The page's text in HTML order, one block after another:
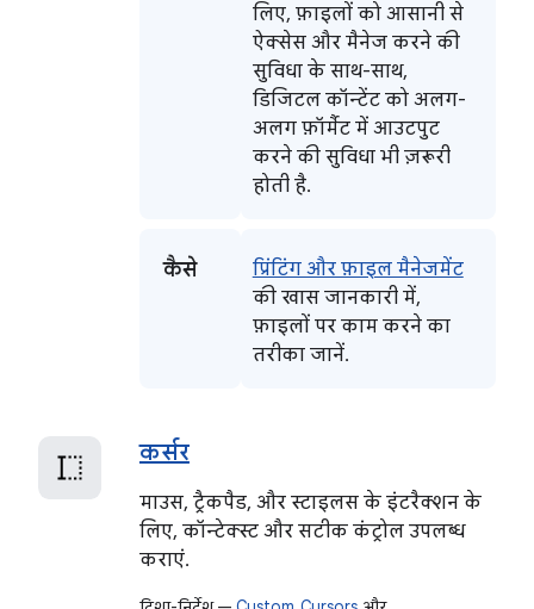
लिए, फ़ाइलों को आसानी से
ऐक्सेस और मैनेज करने की
सुविधा के साथ-साथ,
डिजिटल कॉन्टेंट को अलग-
अलग फ़ॉर्मैट में आउटपुट
करने की सुविधा भी ज़रूरी
होती है.
कैसे
प्रिंटिंग और फ़ाइल मैनेजमेंट
की खास जानकारी में,
फ़ाइलों पर काम करने का
तरीका जानें.
कर्सर
माउस, ट्रैकपैड, और स्टाइलस के इंटरैक्शन के
लिए, कॉन्टेक्स्ट और सटीक कंट्रोल उपलब्ध
कराएं.